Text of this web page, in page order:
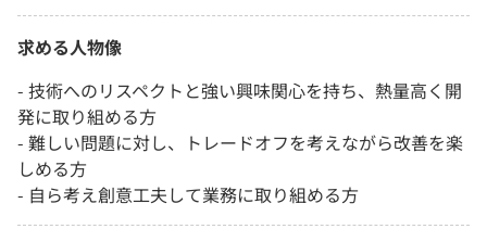
求める人物像
- 技術へのリスペクトと強い興味関心を持ち、熱量高く開
発に取り組める方
- 難しい問題に対し、トレードオフを考えながら改善を楽
しめる方
- 自ら考え創意工夫して業務に取り組める方